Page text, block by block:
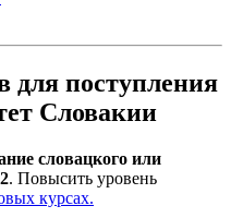
для поступления
Словакии
словацкого или
. Повысить уровень
курсах.